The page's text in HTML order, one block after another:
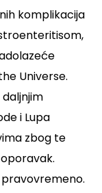
komplikacija
Universe.
i Lupa
zbog te